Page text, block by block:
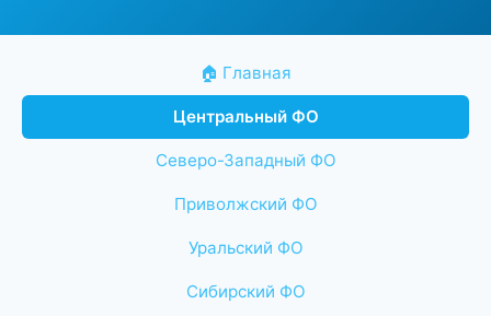
🏠 Главная
Центральный ФО
Северо-Западный ФО
Приволжский ФО
Уральский ФО
Сибирский ФО